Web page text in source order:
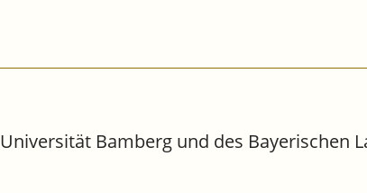
Bamberg und des Bayerischen